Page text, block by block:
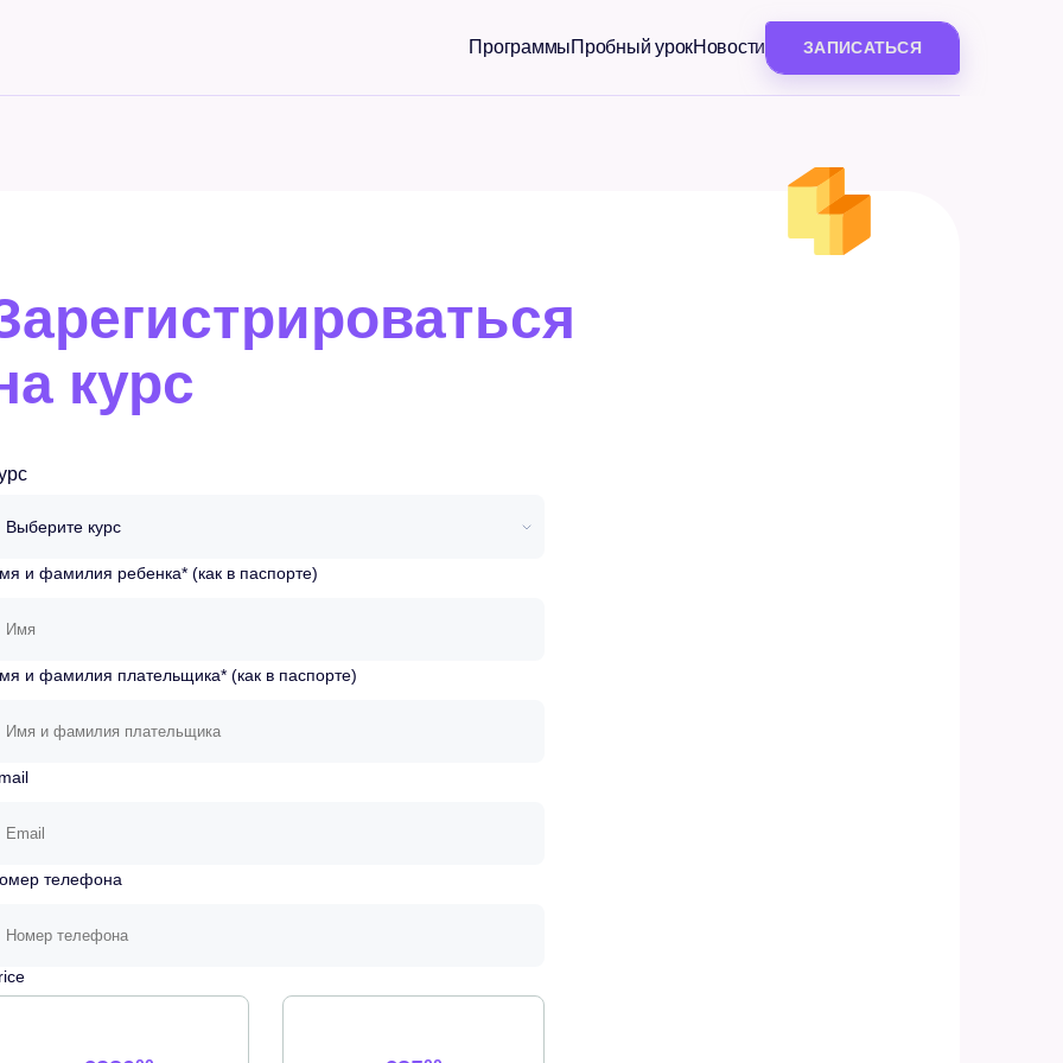
ПрограммыПробный урокНовости ЗАПИСАТЬСЯ
курс
и фамилия ребенка* (как в паспорте)
и фамилия плательщика* (как в паспорте)
телефона